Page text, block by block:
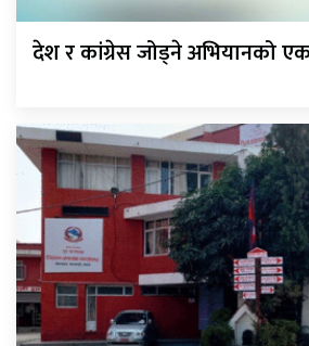
देश र कांग्रेस जोड्ने अभियानको